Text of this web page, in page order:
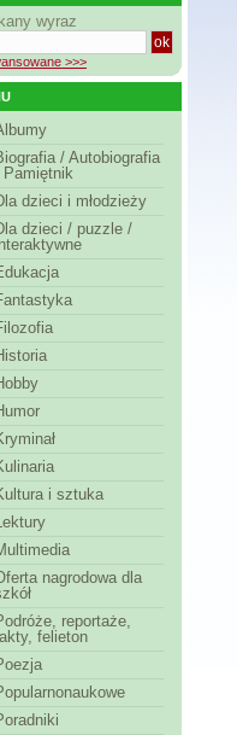
wyraz
>>>
/ Autobiografia
Pamiętnik
dzieci i młodzieży
dzieci / puzzle /
i sztuka
nagrodowa dla
reportaże,
felieton